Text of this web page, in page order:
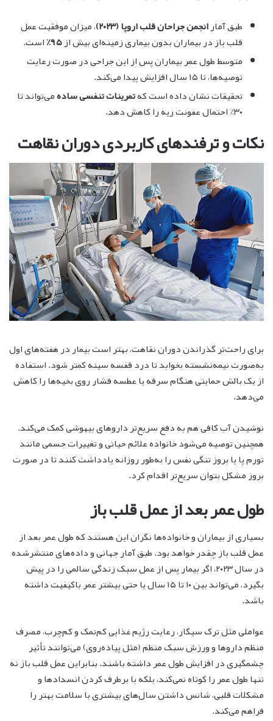
طبق آمارانجمن جراحان قلب اروپا (۲۰۲۳)
، میزان موفقیت عمل
قلب باز در بیماران بدون بیماری زمینه‌ای بیش از۹۵٪ است.
متوسط طول عمر بیماران پس از این جراحی در صورت رعایت
توصیه‌ها، تا ۱۵ سال افزایش پیدا می‌کند.
تحقیقات نشان داده است کهتمرینات تنفسی سادهمی‌تواند تا
۳۰٪ احتمال عفونت ریه را کاهش دهد.
نکات و ترفندهای کاربردی دوران نقاهت
برای راحت‌تر گذراندن دوران نقاهت، بهتر است بیمار در هفته‌های اول
به‌صورت نیمه‌نشسته بخوابد تا درد قفسه سینه کمتر شود. استفاده
از یک بالش حمایتی هنگام سرفه یا عطسه فشار روی بخیه‌ها را کاهش
می‌دهد.
نوشیدن آب کافی هم به دفع سریع‌تر داروهای بیهوشی کمک می‌کند.
همچنین توصیه می‌شود خانواده علائم حیاتی و تغییرات جسمی مانند
تورم پا یا بروز تنگی نفس را به‌طور روزانه یادداشت کنند تا در صورت
بروز مشکل بتوان سریع‌تر اقدام کرد.
طول عمر بعد از عمل قلب باز
بسیاری از بیماران و خانواده‌ها نگران این هستند که طول عمر بعد از
عمل قلب باز چقدر خواهد بود. طبق آمار جهانی و داده‌های منتشرشده
در سال ۲۰۲۳، اگر بیمار پس از عمل سبک زندگی سالمی را در پیش
بگیرد، می‌تواند بین ۱۰ تا ۱۵ سال یا حتی بیشتر عمر باکیفیت داشته
باشد.
عواملی مثل ترک سیگار، رعایت رژیم غذایی کم‌نمک و کم‌چرب، مصرف
منظم داروها و ورزش سبک منظم (مثل پیاده‌روی) می‌توانند تأثیر
چشمگیری در افزایش طول عمر داشته باشند. بنابراین عمل قلب باز نه
تنها طول عمر را کوتاه نمی‌کند، بلکه با برطرف کردن انسدادها و
مشکلات قلبی، شانس داشتن سال‌های بیشتری با سلامت بهتر را
فراهم می‌کند.